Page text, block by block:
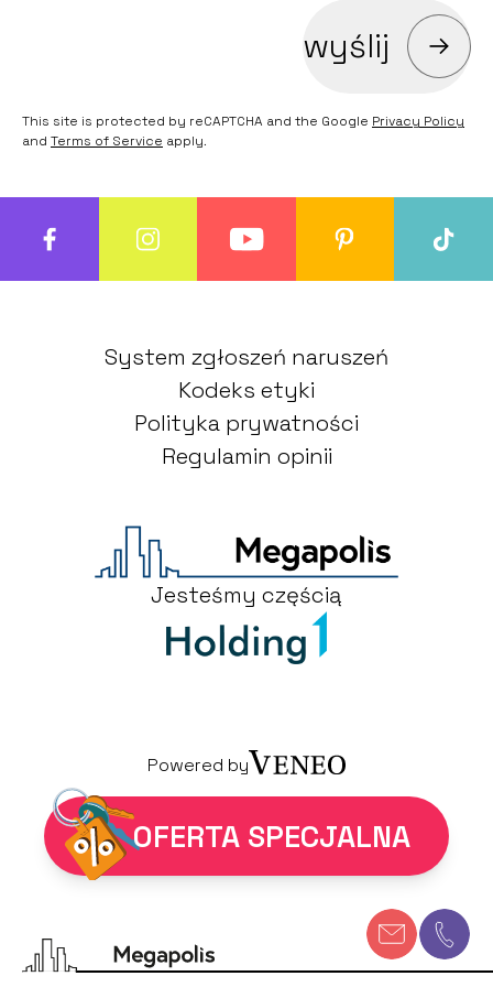
wyślij
This site is protected by reCAPTCHA and the Google Privacy Policy
and Terms of Service apply.
System zgłoszeń naruszeń
Kodeks etyki
Polityka prywatności
Regulamin opinii
Jesteśmy częścią
Powered by
OFERTA SPECJALNA